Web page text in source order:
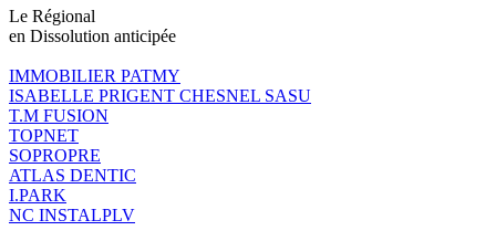
Le Régional
en Dissolution anticipée
IMMOBILIER PATMY
ISABELLE PRIGENT CHESNEL SASU
T.M FUSION
TOPNET
SOPROPRE
ATLAS DENTIC
I.PARK
NC INSTALPLV